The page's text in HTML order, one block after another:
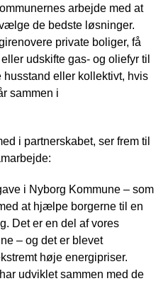
arbejde med at
de bedste løsninger.
private boliger, få
udskifte gas- og oliefyr til
eller kollektivt, hvis
sammen i
i partnerskabet, ser frem til
i Nyborg Kommune – som
at hjælpe borgerne til en
Det er en del af vores
– og det er blevet
høje energipriser.
udviklet sammen med de